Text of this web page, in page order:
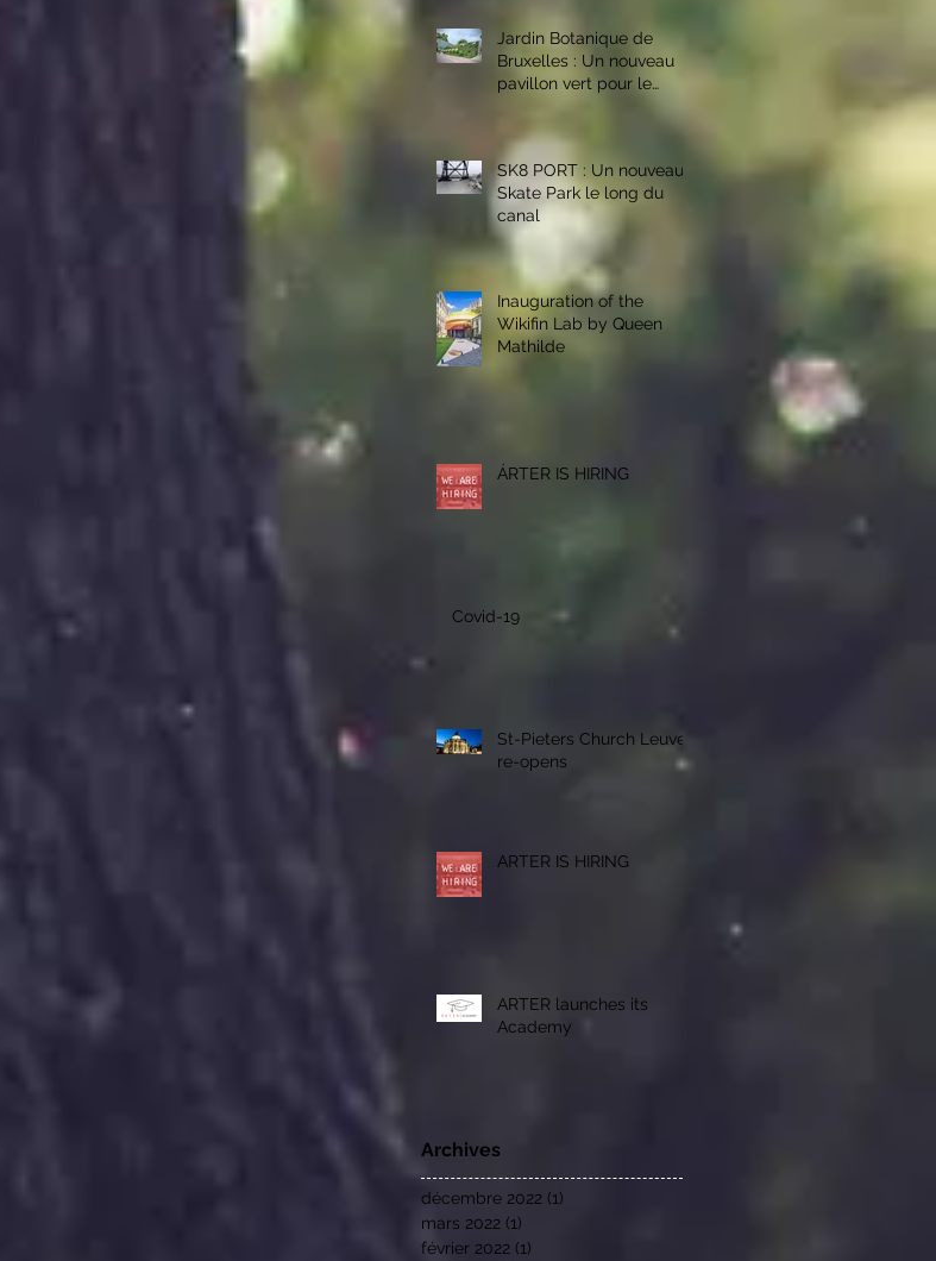
Jardin Botanique de
Bruxelles : Un nouveau
pavillon vert pour le
SK8 PORT : Un nouveau
Skate Park le long du
canal
Inauguration of the
Wikifin Lab by Queen
Mathilde
ÁRTER IS HIRING
Covid-19
St-Pieters Church Leuven
re-opens
ARTER IS HIRING
ARTER launches its
Academy
Archives
décembre 2022 (1)
mars 2022 (1)
février 2022 (1)